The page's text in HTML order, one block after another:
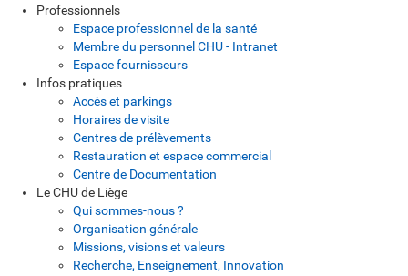
Professionnels
Espace professionnel de la santé
Membre du personnel CHU - Intranet
Espace fournisseurs
Infos pratiques
Accès et parkings
Horaires de visite
Centres de prélèvements
Restauration et espace commercial
Centre de Documentation
Le CHU de Liège
Qui sommes-nous ?
Organisation générale
Missions, visions et valeurs
Recherche, Enseignement, Innovation